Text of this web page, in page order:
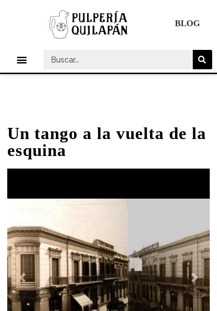
BLOG
Menú
Un tango a la vuelta de la
esquina